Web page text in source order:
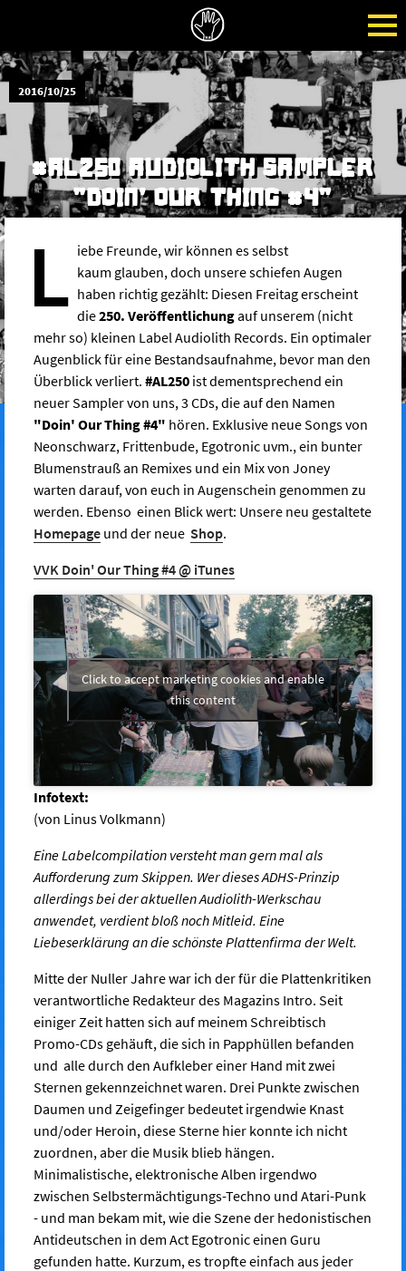
2016/10/25
#AL250 AUDIOLITH SAMPLER
"DOIN' OUR THING #4"
L iebe Freunde, wir können es selbst
kaum glauben, doch unsere schiefen Augen
haben richtig gezählt: Diesen Freitag erscheint
die250. Veröffentlichungauf unserem (nicht
mehr so) kleinen Label Audiolith Records. Ein optimaler
Augenblick für eine Bestandsaufnahme, bevor man den
Überblick verliert. #AL250 ist dementsprechend ein
neuer Sampler von uns, 3 CDs, die auf den Namen
"Doin' Our Thing #4" hören. Exklusive neue Songs von
Neonschwarz, Frittenbude, Egotronic uvm., ein bunter
Blumenstrauß an Remixes und ein Mix von Joney
warten darauf, von euch in Augenschein genommen zu
werden. Ebenso einen Blick wert: Unsere neu gestaltete
Homepage und der neue Shop.
VVK Doin' Our Thing #4 @ iTunes
Click to accept marketing cookies and enable
this content
Infotext:
(von Linus Volkmann)
Eine Labelcompilation versteht man gern mal als
Aufforderung zum Skippen. Wer dieses ADHS-Prinzip
allerdings bei der aktuellen Audiolith-Werkschau
anwendet, verdient bloß noch Mitleid. Eine
Liebeserklärung an die schönste Plattenfirma der Welt.
Mitte der Nuller Jahre war ich der für die Plattenkritiken
verantwortliche Redakteur des Magazins Intro. Seit
einiger Zeit hatten sich auf meinem Schreibtisch
Promo-CDs gehäuft, die sich in Papphüllen befanden
und alle durch den Aufkleber einer Hand mit zwei
Sternen gekennzeichnet waren. Drei Punkte zwischen
Daumen und Zeigefinger bedeutet irgendwie Knast
und/oder Heroin, diese Sterne hier konnte ich nicht
zuordnen, aber die Musik blieb hängen.
Minimalistische, elektronische Alben irgendwo
zwischen Selbstermächtigungs-Techno und Atari-Punk
- und man bekam mit, wie die Szene der hedonistischen
Antideutschen in dem Act Egotronic einen Guru
gefunden hatte. Kurzum, es tropfte einfach aus jeder